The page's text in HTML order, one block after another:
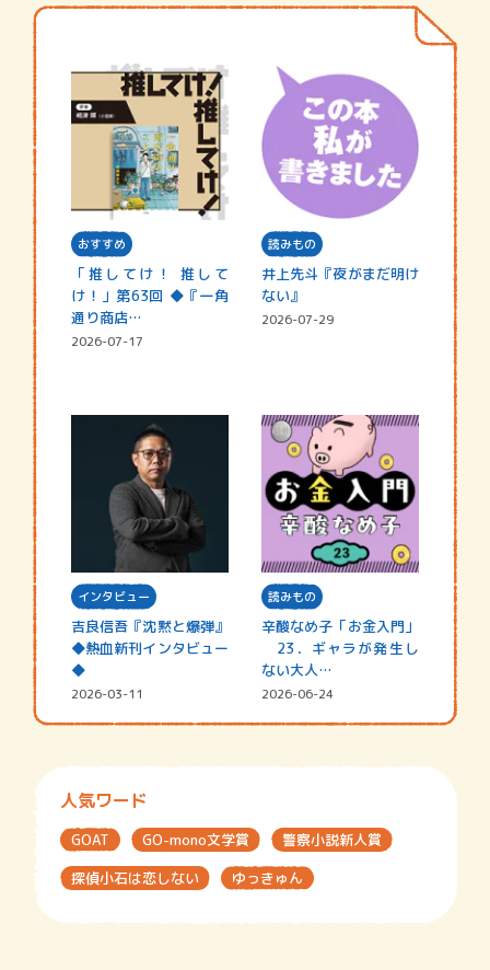
おすすめ
「推してけ！ 推して
け！」第63回 ◆『一角
通り商店…
2026-07-17
読みもの
井上先斗『夜がまだ明け
ない』
2026-07-29
インタビュー
吉良信吾『沈黙と爆弾』
◆熱血新刊インタビュー
◆
2026-03-11
読みもの
辛酸なめ子「お金入門」
23．ギャラが発生し
ない大人…
2026-06-24
人気ワード
GOAT GO-mono文学賞
警察小説新人賞
探偵小石は恋しない
ゆっきゅん